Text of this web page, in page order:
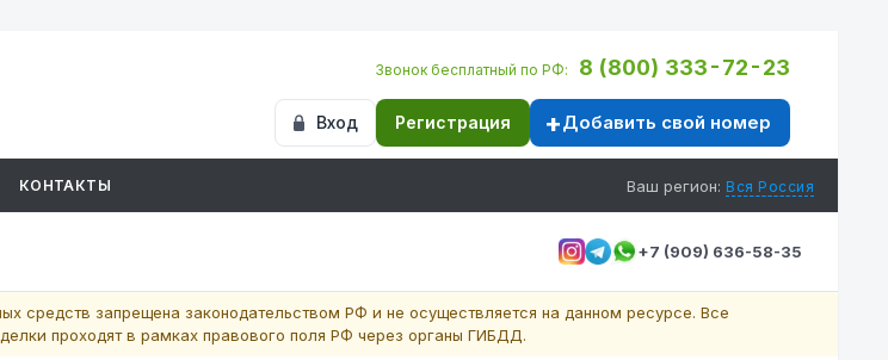
Звонок бесплатный по РФ: 8 (800) 333-72-23
Вход Регистрация Добавить свой номер
КОНТАКТЫ Ваш регион: Вся Россия
+7 (909) 636-58-35
средств запрещена законодательством РФ и не осуществляется на данном ресурсе. Все
проходят в рамках правового поля РФ через органы ГИБДД.